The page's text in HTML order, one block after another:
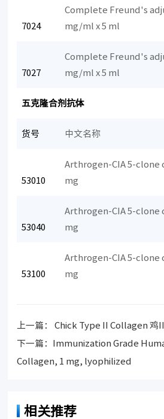
7024
Complete Freund's
mg/ml x 5 ml
7027
Complete Freund's
mg/ml x 5 ml
五克隆合剂抗体
货号 中文名称
53010
Arthrogen-CIA 5-clone
mg
53040
Arthrogen-CIA 5-clone
mg
53100
Arthrogen-CIA 5-clone
mg
上一篇：
Chick Type II Collagen 鸡
下一篇：
Immunization Grade
Collagen, 1 mg, lyophilized
相关推荐